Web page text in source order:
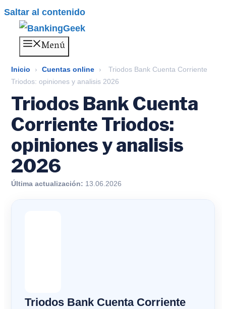
Saltar al contenido
Menú
Inicio › Cuentas online ›
Triodos Bank Cuenta Corriente
Triodos: opiniones y analisis 2026
Triodos Bank Cuenta
Corriente Triodos:
opiniones y analisis
2026
Última actualización: 13.06.2026
Triodos Bank Cuenta Corriente